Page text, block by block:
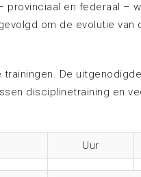
provinciaal en federaal –
om de evolutie van
De
disciplinetraining en
Uur